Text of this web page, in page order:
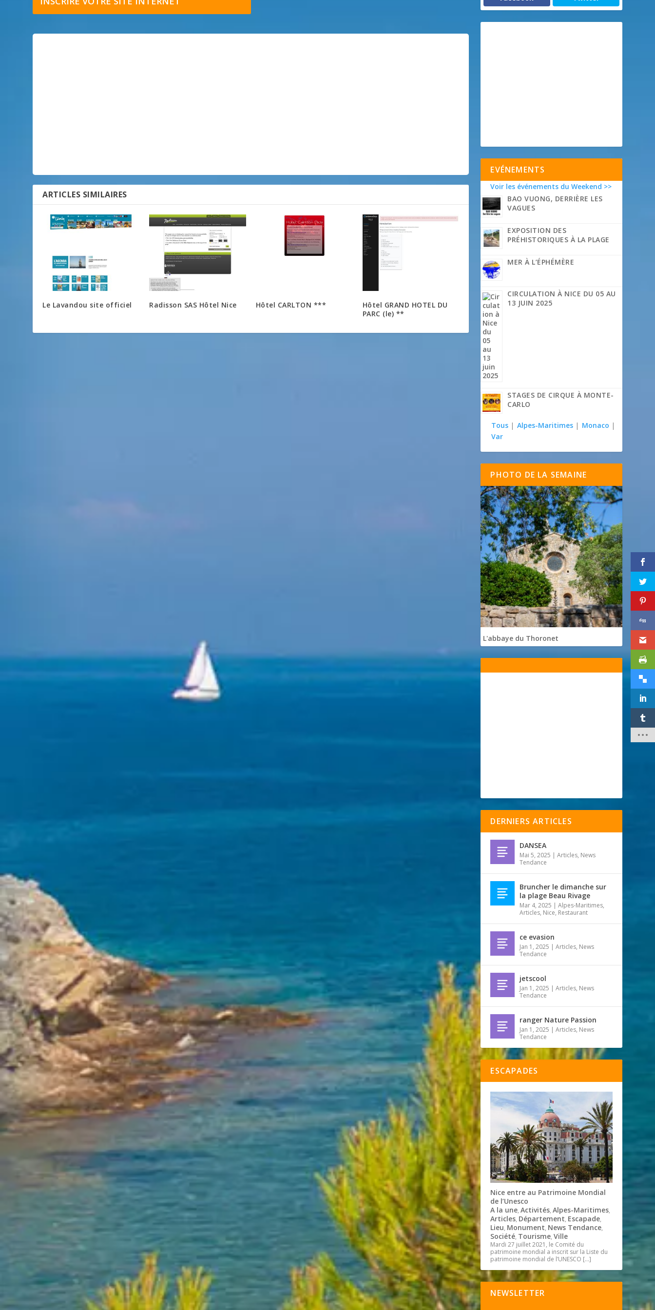
ARTICLES SIMILAIRES
Le Lavandou site officiel Radisson SAS Hôtel Nice Hôtel CARLTON ***
Hôtel GRAND HOTEL DU
PARC (le) **
EVÉNEMENTS
Voir les événements du Weekend >>
BAO VUONG, DERRIÈRE LES
VAGUES
EXPOSITION DES
PRÉHISTORIQUES À LA PLAGE
MER À L’ÉPHÉMÈRE
CIRCULATION À NICE DU 05 AU
13 JUIN 2025
STAGES DE CIRQUE À MONTE-
CARLO
Tous | Alpes-Maritimes | Monaco |
Var
PHOTO DE LA SEMAINE
L'abbaye du Thoronet
DERNIERS ARTICLES
DANSEA
Mai 5, 2025 |Articles, News
Tendance
Bruncher le dimanche sur
la plage Beau Rivage
Mar 4, 2025 |Alpes-Maritimes,
Articles, Nice, Restaurant
ce evasion
Jan 1, 2025 |Articles, News
Tendance
jetscool
Jan 1, 2025 |Articles, News
Tendance
ranger Nature Passion
Jan 1, 2025 |Articles, News
Tendance
ESCAPADES
Nice entre au Patrimoine Mondial
de l’Unesco
A la une,Activités,Alpes-Maritimes,
Articles, Département, Escapade,
Lieu, Monument, News Tendance,
Société, Tourisme,Ville
Mardi 27 juillet 2021, le Comité du
patrimoine mondial a inscrit sur la Liste du
patrimoine mondial de l’UNESCO […]
NEWSLETTER